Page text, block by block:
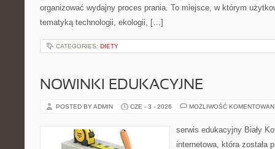
organizować wydajny proces prania. To miejsce, w którym
tematyką technologii, ekologii, […]
CATEGORIES: DIETY
NOWINKI EDUKACYJNE
POSTED BY ADMIN CZE - 3 - 2026 MOŻLIWOŚĆ
serwis edukacyjny Biały
internetowa, która została